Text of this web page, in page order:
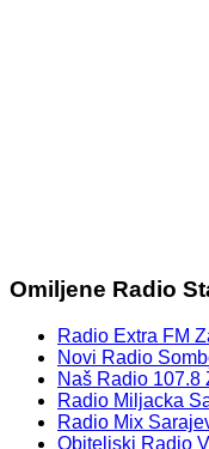
Omiljene Radio
Radio Extra FM
Novi Radio
Naš Radio 107.8
Radio Miljacka
Radio Mix
Obiteljski Radio